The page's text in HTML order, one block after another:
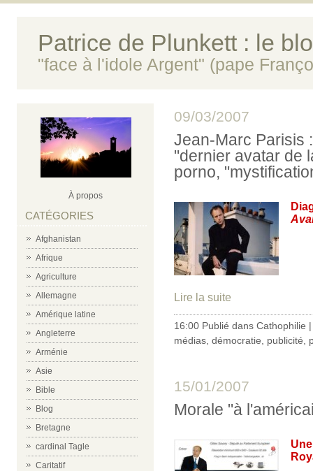
Patrice de Plunkett : le
"face à l'idole Argent" (pape
À propos
CATÉGORIES
Afghanistan
Afrique
Agriculture
Allemagne
Amérique latine
Angleterre
Arménie
Asie
Bible
Blog
Bretagne
cardinal Tagle
Caritatif
09/03/2007
Jean-Marc Parisis
"dernier avatar de
porno,
Lire la suite
16:00 Publié dans Cathophilie
médias démocratie publicité
15/01/2007
Morale "à